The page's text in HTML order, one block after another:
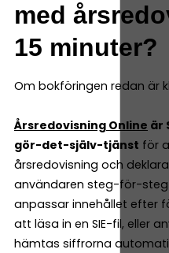
med
15 minuter?
Om bokföringen redan är
Årsredovisning Online är
gör-det-själv-tjänst för
årsredovisning och
användaren steg-för-
anpassar innehållet efter
att läsa in en SIE-fil, eller
hämtas siffrorna